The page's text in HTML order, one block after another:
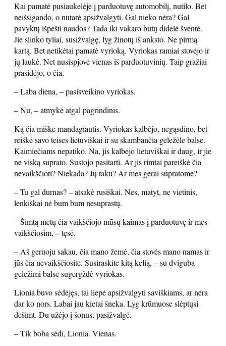
Kai pamatė pusiaukelėje į parduotuvę automobilį, nutilo. Bet
neišsigando, o nutarė apsižvalgyti. Gal nieko nėra? Gal
pavyktų išpešti naudos? Tada iki vakaro būtų didelė šventė.
Jie slinko tyliai, susižvalgę, lyg žinotų iš anksto. Ne pirmą
kartą. Bet netikėtai pamatė vyrioką. Vyriokas ramiai stovėjo ir
jų laukė. Net nusispjovė vienas iš parduotuvinių. Taip gražiai
prasidėjo, o čia.
– Laba diena, – pasisveikino vyriokas.
– Nu, – atmykė atgal pagrindinis.
Ką čia miške mandagiautis. Vyriokas kalbėjo, negąsdino, bet
reiškė savo teises lietuviškai ir su skambančia geležėle balse.
Kaimiečiams nepatiko. Na, jis kalbėjo lietuviškai ir daug, ir jie
ne viską suprato. Sustojo pasitarti. Ar jis rimtai pareiškė čia
nevaikščioti? Niekada? Jų taku? Ar mes gerai supratome?
– Tu gal durnas? – atsakė rusiškai. Nes, matyt, ne vietinis,
lenkiškai nė bum bum nesuprastų.
– Šimtą metų čia vaikščiojo mūsų kaimas į parduotuvę ir mes
vaikščiosim, – tęsė.
– Aš geruoju sakau, čia mano žemė, čia stovės mano namas ir
jūs čia nevaikščiosite. Susiraskite kitą kelią, – su dviguba
geležimi balse sugergždė vyriokas.
Lionia buvo sėdėjęs, tai liepė apsižvalgyti saviškiams, ar nėra
dar ko nors. Labai jau kietai šneka. Lyg krūmuose slėptųsi
dešimt. Du užėjo į šonus, pasižvalgė.
– Tik boba sėdi, Lionia. Vienas.